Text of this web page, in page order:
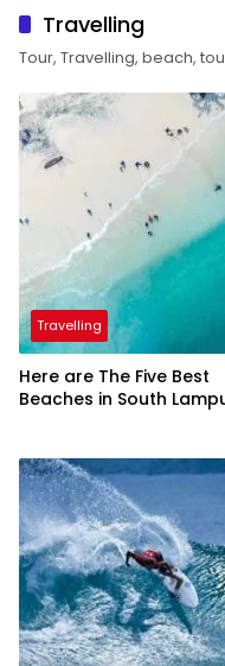
Travelling
Tour, Travelling, beach,
Travelling
Here are The Five Best
Beaches in South